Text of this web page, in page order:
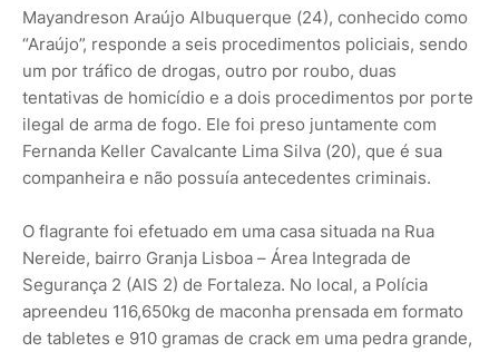
Mayandreson Araújo Albuquerque (24), conhecido como
“Araújo”, responde a seis procedimentos policiais, sendo
um por tráfico de drogas, outro por roubo, duas
tentativas de homicídio e a dois procedimentos por porte
ilegal de arma de fogo. Ele foi preso juntamente com
Fernanda Keller Cavalcante Lima Silva (20), que é sua
companheira e não possuía antecedentes criminais.
O flagrante foi efetuado em uma casa situada na Rua
Nereide, bairro Granja Lisboa – Área Integrada de
Segurança 2 (AIS 2) de Fortaleza. No local, a Polícia
apreendeu 116,650kg de maconha prensada em formato
de tabletes e 910 gramas de crack em uma pedra grande,